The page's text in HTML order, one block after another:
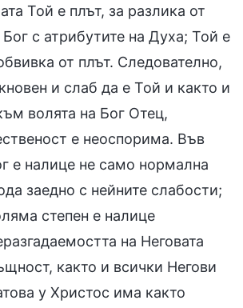
Той е плът, за разлика от
с атрибутите на Духа; Той е
от плът. Следователно,
и слаб да е Той и както и
волята на Бог Отец,
е неоспорима. Във
е налице не само нормална
заедно с нейните слабости;
степен е налице
на Неговата
както и всички Негови
у Христос има както